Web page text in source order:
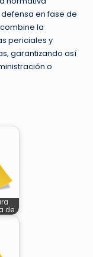
en fase de
la
periciales y
garantizando así
o
de…